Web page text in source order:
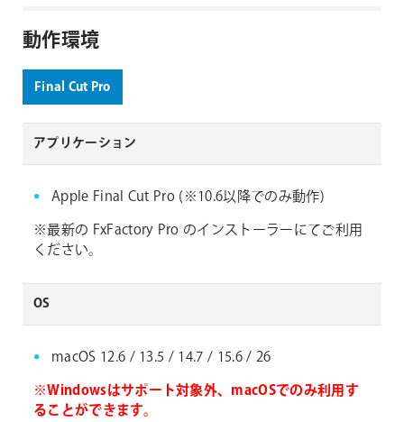
動作環境
Final Cut Pro
アプリケーション
Apple Final Cut Pro (※10.6以降でのみ動作)
※最新の FxFactory Pro のインストーラーにてご利用
ください。
OS
macOS 12.6 / 13.5 / 14.7 / 15.6 / 26
※Windowsはサポート対象外、macOSでのみ利用す
ることができます。